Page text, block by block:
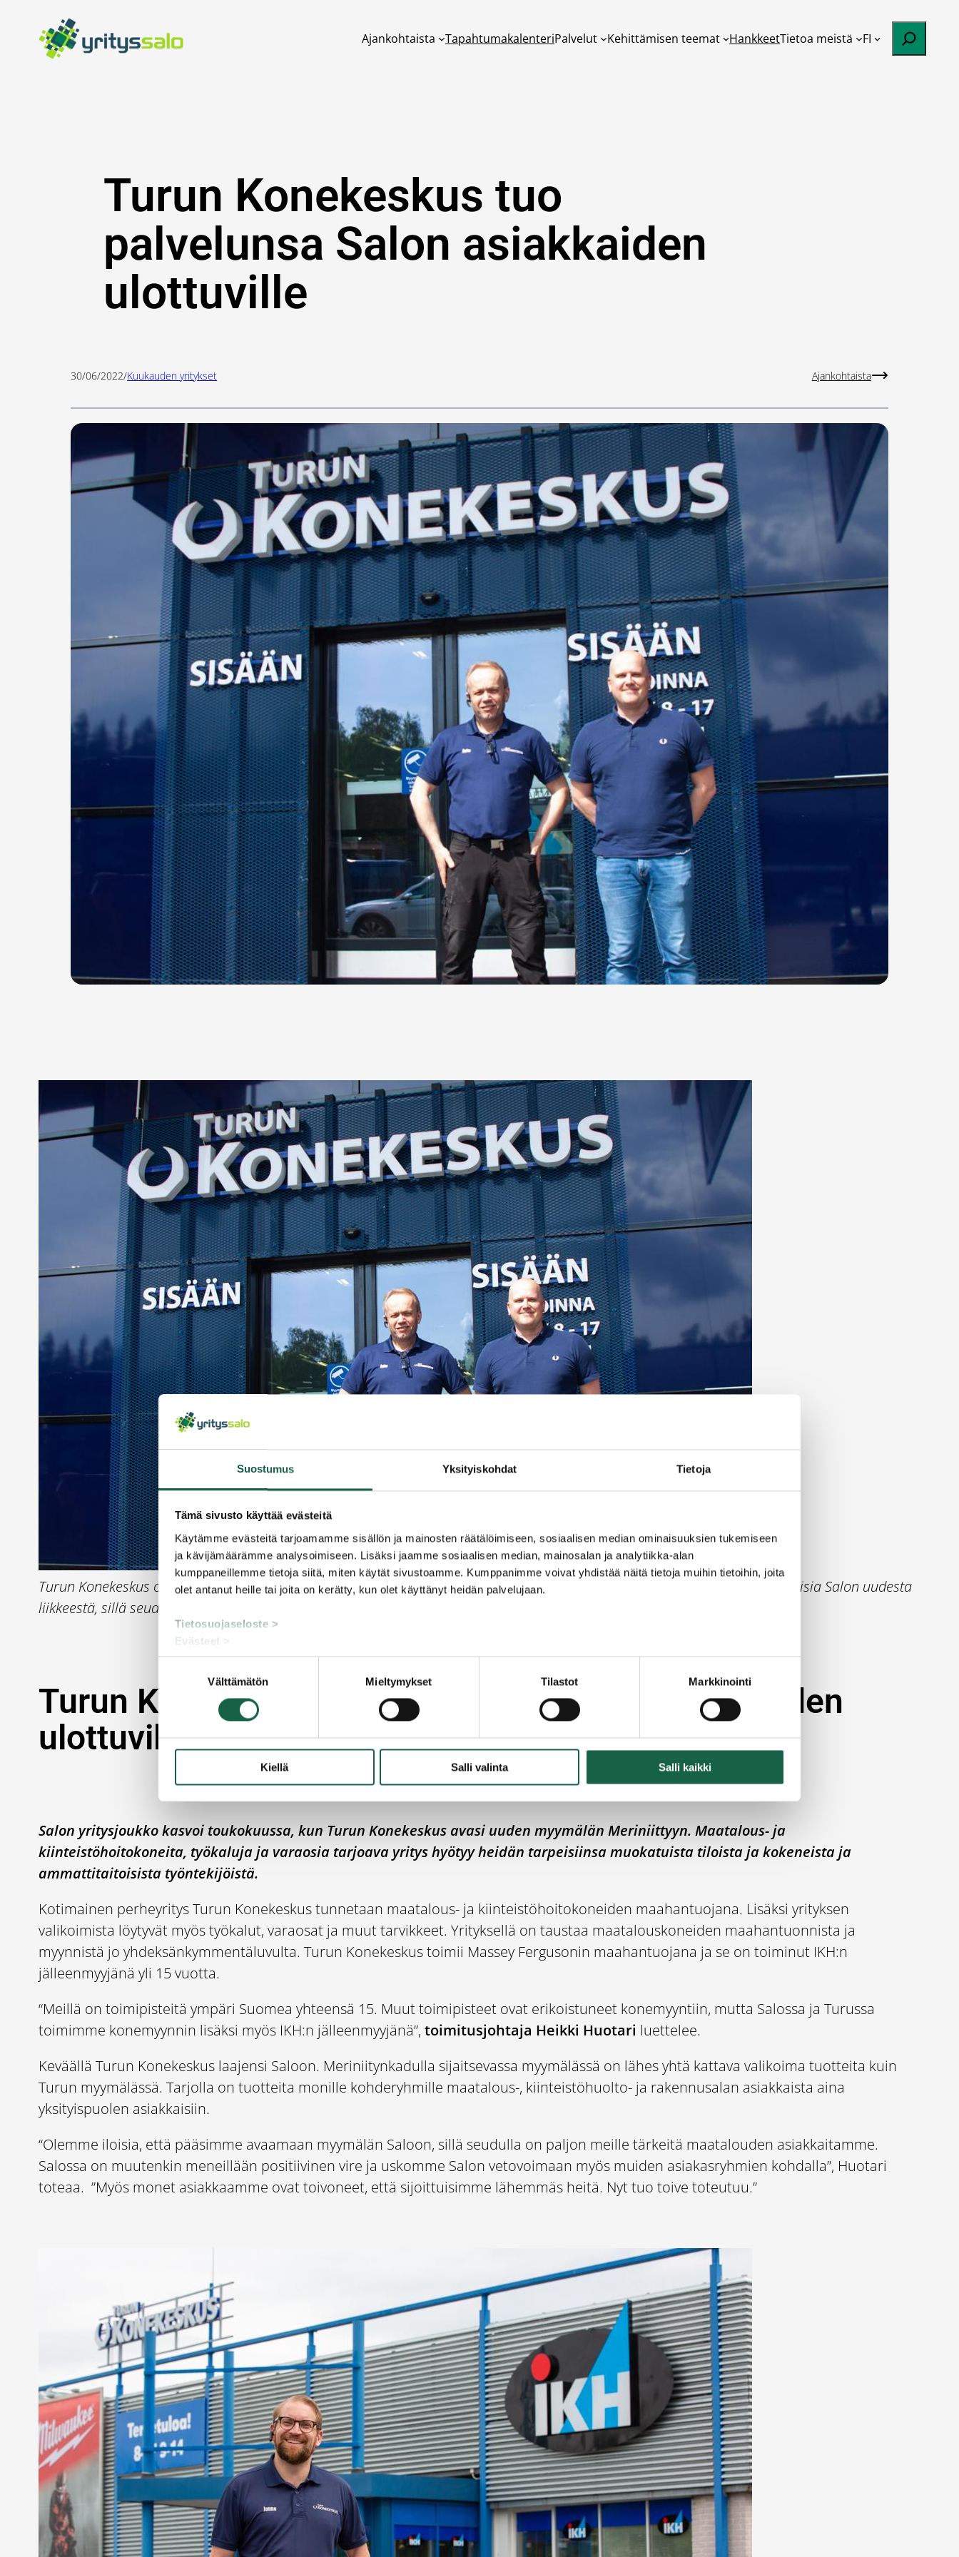
Suostumus Yksityiskohdat Tietoja
Tämä sivusto käyttää evästeitä
Käytämme evästeitä tarjoamamme sisällön ja mainosten räätälöimiseen, sosiaalisen median ominaisuuksien tukemiseen
ja kävijämäärämme analysoimiseen. Lisäksi jaamme sosiaalisen median, mainosalan ja analytiikka-alan
kumppaneillemme tietoja siitä, miten käytät sivustoamme. Kumppanimme voivat yhdistää näitä tietoja muihin tietoihin, joita
olet antanut heille tai joita on kerätty, kun olet käyttänyt heidän palvelujaan.
Tietosuojaseloste >
Evästeet >
Välttämätön Mieltymykset Tilastot Markkinointi
Kiellä Salli valinta Salli kaikki
Ajankohtaista TapahtumakalenteriPalvelut Kehittämisen teemat HankkeetTietoa meistä FI Etsi
Turun Konekeskus tuo
palvelunsa Salon asiakkaiden
ulottuville
30/06/2022/Kuukauden yritykset Ajankohtaista
Turun Konekeskus on kotimainen perheyritys. Myymäläpäällikkö Asko Vesamo (vas.) ja toimitusjohtaja Heikki huotari ovat iloisia Salon uudesta
liikkeestä, sillä seudulla on paljon yritykselle tärkeitä asiakkaita.
Turun Konekeskus tuo palvelunsa Salon asiakkaiden
ulottuville
Salon yritysjoukko kasvoi toukokuussa, kun Turun Konekeskus avasi uuden myymälän Meriniittyyn. Maatalous- ja
kiinteistöhoitokoneita, työkaluja ja varaosia tarjoava yritys hyötyy heidän tarpeisiinsa muokatuista tiloista ja kokeneista ja
ammattitaitoisista työntekijöistä.
Kotimainen perheyritys Turun Konekeskus tunnetaan maatalous- ja kiinteistöhoitokoneiden maahantuojana. Lisäksi yrityksen
valikoimista löytyvät myös työkalut, varaosat ja muut tarvikkeet. Yrityksellä on taustaa maatalouskoneiden maahantuonnista ja
myynnistä jo yhdeksänkymmentäluvulta. Turun Konekeskus toimii Massey Fergusonin maahantuojana ja se on toiminut IKH:n
jälleenmyyjänä yli 15 vuotta.
“Meillä on toimipisteitä ympäri Suomea yhteensä 15. Muut toimipisteet ovat erikoistuneet konemyyntiin, mutta Salossa ja Turussa
toimimme konemyynnin lisäksi myös IKH:n jälleenmyyjänä”, toimitusjohtaja Heikki Huotari luettelee.
Keväällä Turun Konekeskus laajensi Saloon. Meriniitynkadulla sijaitsevassa myymälässä on lähes yhtä kattava valikoima tuotteita kuin
Turun myymälässä. Tarjolla on tuotteita monille kohderyhmille maatalous-, kiinteistöhuolto- ja rakennusalan asiakkaista aina
yksityispuolen asiakkaisiin.
“Olemme iloisia, että pääsimme avaamaan myymälän Saloon, sillä seudulla on paljon meille tärkeitä maatalouden asiakkaitamme.
Salossa on muutenkin meneillään positiivinen vire ja uskomme Salon vetovoimaan myös muiden asiakasryhmien kohdalla”, Huotari
toteaa. ”Myös monet asiakkaamme ovat toivoneet, että sijoittuisimme lähemmäs heitä. Nyt tuo toive toteutuu.”